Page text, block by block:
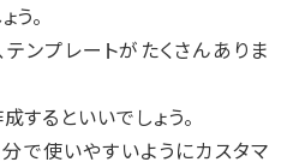
。
ンプレートがたくさんありま
するといいでしょう。
で使いやすいようにカスタマ